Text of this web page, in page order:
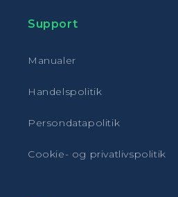
Support
Manualer
Handelspolitik
Persondatapolitik
Cookie- og privatlivspolitik